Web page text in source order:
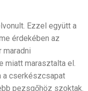
Ezzel együtt a
érdekében az
maradni
miatt marasztalta el.
a cserkészcsapat
pezsgőhöz szoktak.